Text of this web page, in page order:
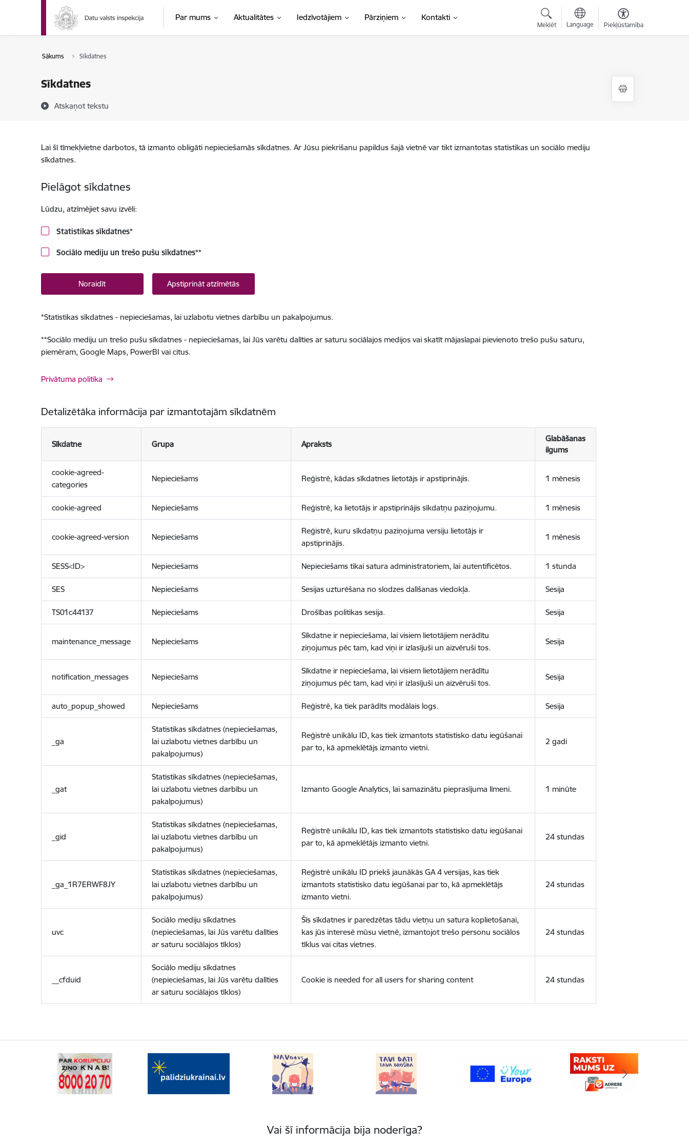
Pāriet uz lapas saturu
Par mums Aktualitātes Iedzīvotājiem Pārziņiem Kontakti
Meklēt Language Piekļūstamība
Sākums Sīkdatnes
Sīkdatnes
Atskaņot tekstu
Lai šī tīmekļvietne darbotos, tā izmanto obligāti nepieciešamās sīkdatnes. Ar Jūsu piekrišanu papildus šajā vietnē var tikt izmantotas statistikas un sociālo mediju
sīkdatnes.
Pielāgot sīkdatnes
Lūdzu, atzīmējiet savu izvēli:
Statistikas sīkdatnes*
Sociālo mediju un trešo pušu sīkdatnes**
Noraidīt Apstiprināt atzīmētās
*Statistikas sīkdatnes - nepieciešamas, lai uzlabotu vietnes darbību un pakalpojumus.
**Sociālo mediju un trešo pušu sīkdatnes - nepieciešamas, lai Jūs varētu dalīties ar saturu sociālajos medijos vai skatīt mājaslapai pievienoto trešo pušu saturu,
piemēram, Google Maps, PowerBI vai citus.
Privātuma politika
Detalizētāka informācija par izmantotajām sīkdatnēm
Sīkdatne Grupa Apraksts
Glabāšanas
ilgums
cookie-agreed-
categories
Nepieciešams Reģistrē, kādas sīkdatnes lietotājs ir apstiprinājis. 1 mēnesis
cookie-agreed Nepieciešams Reģistrē, ka lietotājs ir apstiprinājis sīkdatņu paziņojumu. 1 mēnesis
cookie-agreed-version Nepieciešams
Reģistrē, kuru sīkdatņu paziņojuma versiju lietotājs ir
apstiprinājis.
1 mēnesis
SESS<ID> Nepieciešams Nepieciešams tikai satura administratoriem, lai autentificētos. 1 stunda
SES Nepieciešams Sesijas uzturēšana no slodzes dalīšanas viedokļa. Sesija
TS01c44137 Nepieciešams Drošības politikas sesija. Sesija
maintenance_message Nepieciešams
Sīkdatne ir nepieciešama, lai visiem lietotājiem nerādītu
ziņojumus pēc tam, kad viņi ir izlasījuši un aizvēruši tos.
Sesija
notification_messages Nepieciešams
Sīkdatne ir nepieciešama, lai visiem lietotājiem nerādītu
ziņojumus pēc tam, kad viņi ir izlasījuši un aizvēruši tos.
Sesija
auto_popup_showed Nepieciešams Reģistrē, ka tiek parādīts modālais logs. Sesija
_ga
Statistikas sīkdatnes (nepieciešamas,
lai uzlabotu vietnes darbību un
pakalpojumus)
Reģistrē unikālu ID, kas tiek izmantots statistisko datu iegūšanai
par to, kā apmeklētājs izmanto vietni.
2 gadi
_gat
Statistikas sīkdatnes (nepieciešamas,
lai uzlabotu vietnes darbību un
pakalpojumus)
Izmanto Google Analytics, lai samazinātu pieprasījuma līmeni. 1 minūte
_gid
Statistikas sīkdatnes (nepieciešamas,
lai uzlabotu vietnes darbību un
pakalpojumus)
Reģistrē unikālu ID, kas tiek izmantots statistisko datu iegūšanai
par to, kā apmeklētājs izmanto vietni.
24 stundas
_ga_1R7ERWF8JY
Statistikas sīkdatnes (nepieciešamas,
lai uzlabotu vietnes darbību un
pakalpojumus)
Reģistrē unikālu ID priekš jaunākās GA 4 versijas, kas tiek
izmantots statistisko datu iegūšanai par to, kā apmeklētājs
izmanto vietni.
24 stundas
uvc
Sociālo mediju sīkdatnes
(nepieciešamas, lai Jūs varētu dalīties
ar saturu sociālajos tīklos)
Šīs sīkdatnes ir paredzētas tādu vietņu un satura koplietošanai,
kas jūs interesē mūsu vietnē, izmantojot trešo personu sociālos
tīklus vai citas vietnes.
24 stundas
__cfduid
Sociālo mediju sīkdatnes
(nepieciešamas, lai Jūs varētu dalīties
ar saturu sociālajos tīklos)
Cookie is needed for all users for sharing content 24 stundas
Vai šī informācija bija noderīga?